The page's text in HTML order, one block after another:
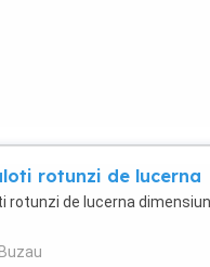
rotunzi de lucerna
rotunzi de lucerna